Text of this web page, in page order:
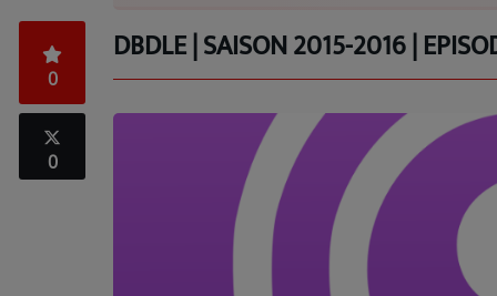
QUI SOMMES-NOUS ?
GRILLE DES PROGRAMMES
C'ÉTAIT QUOI CE TITRE ?
DBDLE | SAISON 2015-2016 |
0
0